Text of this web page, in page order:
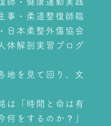
事・柔道整復師臨
日本柔整外傷協会
体解剖実習プログ
地を見て回り、文
は「時間と命は有
何をするのか？」